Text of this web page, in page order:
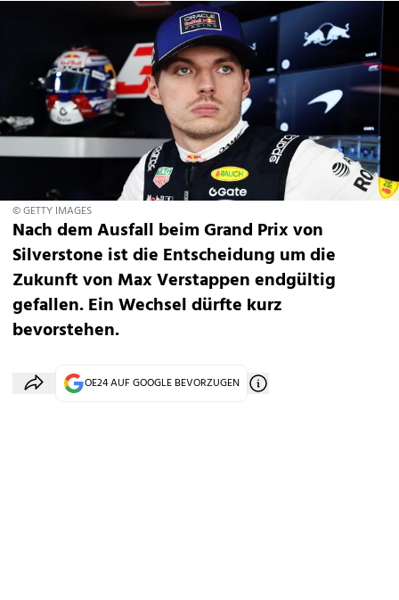
© GETTY IMAGES
Nach dem Ausfall beim Grand Prix von
Silverstone ist die Entscheidung um die
Zukunft von Max Verstappen endgültig
gefallen. Ein Wechsel dürfte kurz
bevorstehen.
OE24 AUF GOOGLE BEVORZUGEN